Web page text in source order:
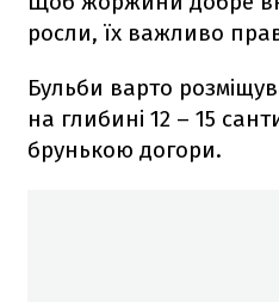
росли, їх важливо
Бульби варто
на глибині 12 – 15
брунькою догори.